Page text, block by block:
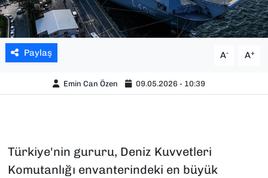
Paylaş A- A+
Emin Can Özen 09.05.2026 - 10:39
Türkiye'nin gururu, Deniz Kuvvetleri
Komutanlığı envanterindeki en büyük
YEREL YÖNETİMLER